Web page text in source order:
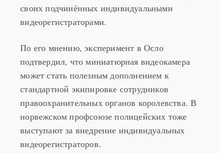
видеорегистраторами.
подтвердил, что миниатюрная видеокамера
может стать полезным дополнением к
стандартной экипировке сотрудников
правоохранительных органов королевства. В
норвежском профсоюзе полицейских тоже
выступают за внедрение индивидуальных
видеорегистраторов.